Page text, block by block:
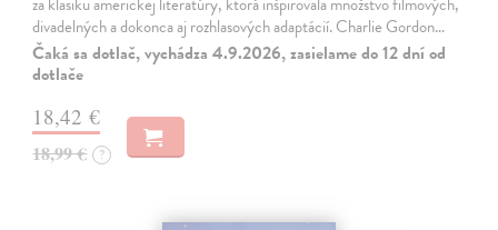
za klasiku americkej literatúry, ktorá inšpirovala množstvo filmových,
divadelných a dokonca aj rozhlasových adaptácií. Charlie Gordon…
Čaká sa dotlač, vychádza 4.9.2026, zasielame do 12 dní od
dotlače
18,42 €
18,99 € ?